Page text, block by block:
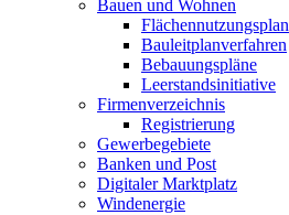
Bauen und Wohnen
Flächennutzungsplan
Bauleitplanverfahren
Bebauungspläne
Leerstandsinitiative
Firmenverzeichnis
Registrierung
Gewerbegebiete
Banken und Post
Digitaler Marktplatz
Windenergie